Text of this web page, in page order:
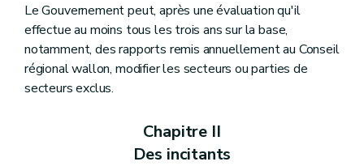
Le Gouvernement peut, après une évaluation qu'il
effectue au moins tous les trois ans sur la base,
notamment, des rapports remis annuellement au Conseil
régional wallon, modifier les secteurs ou parties de
secteurs exclus.
Chapitre II
Des incitants